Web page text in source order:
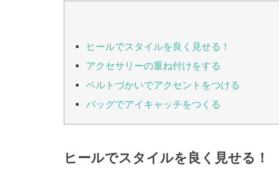
ヒールでスタイルを良く見せる！
アクセサリーの重ね付けをする
ベルトづかいでアクセントをつける
バッグでアイキャッチをつくる
ヒールでスタイルを良く見せる！